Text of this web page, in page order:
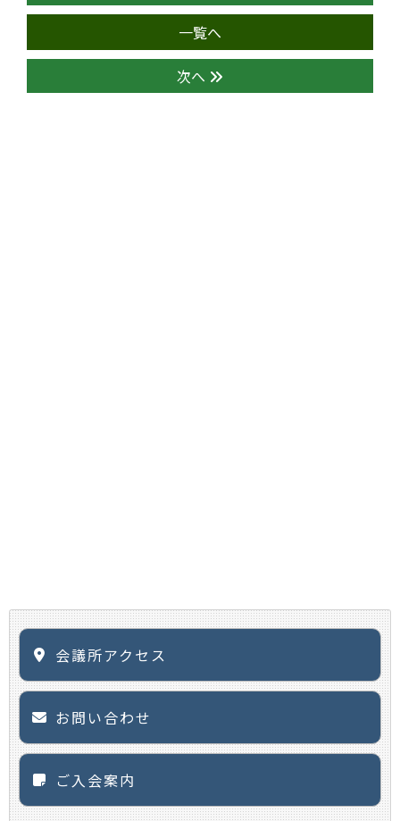
会議所アクセス
お問い合わせ
ご入会案内
一覧へ
次へ